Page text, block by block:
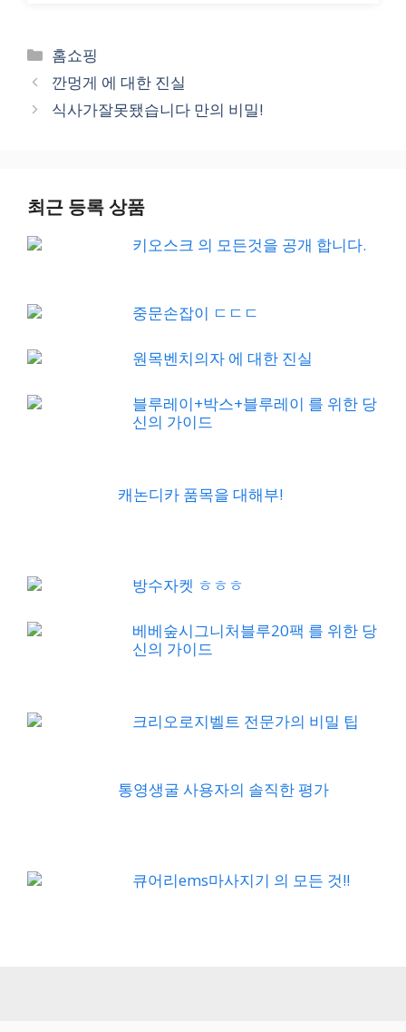
Categories
홈쇼핑
깐멍게 에 대한 진실
식사가잘못됐습니다 만의 비밀!
최근 등록 상품
키오스크 의 모든것을 공개 합니다.
중문손잡이 ㄷㄷㄷ
원목벤치의자 에 대한 진실
블루레이+박스+블루레이 를 위한 당
신의 가이드
캐논디카 품목을 대해부!
베베숲시그니처블루20팩 를 위한 당